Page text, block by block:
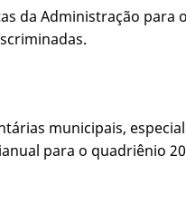
da Administração para
municipais,
para o quadriênio